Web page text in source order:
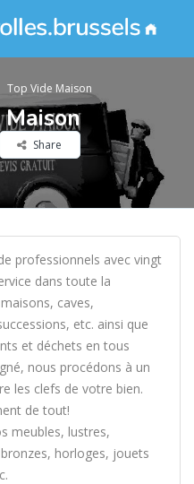
Top Vide Maison
Share
professionnels avec vingt
dans toute la
caves,
etc. ainsi que
et déchets en tous
nous procédons à un
les clefs de votre bien.
de tout!
meubles, lustres,
horloges, jouets